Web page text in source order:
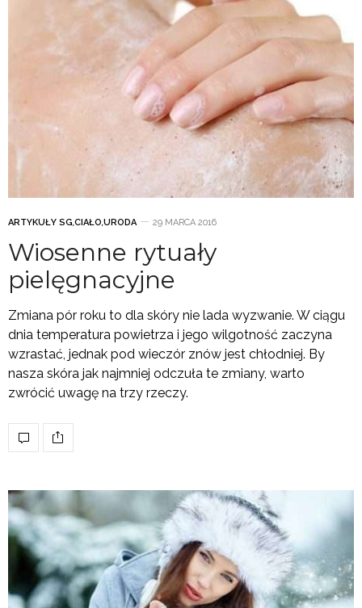
ARTYKUŁY SG,CIAŁO,URODA 29 MARCA 2016
Wiosenne rytuały
pielęgnacyjne
Zmiana pór roku to dla skóry nie lada wyzwanie. W ciągu
dnia temperatura powietrza i jego wilgotność zaczyna
wzrastać, jednak pod wieczór znów jest chłodniej. By
nasza skóra jak najmniej odczuła te zmiany, warto
zwrócić uwagę na trzy rzeczy.